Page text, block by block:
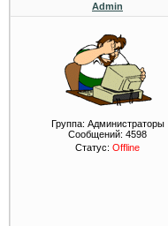
Admin
Группа: Администраторы
Сообщений: 4598
Статус: Offline